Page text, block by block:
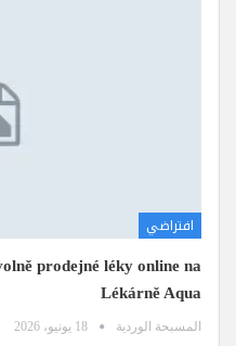
افتراضي
prodejné léky online na
Lékárně Aqua
المسبحة الوردية 18 يونيو، 2026